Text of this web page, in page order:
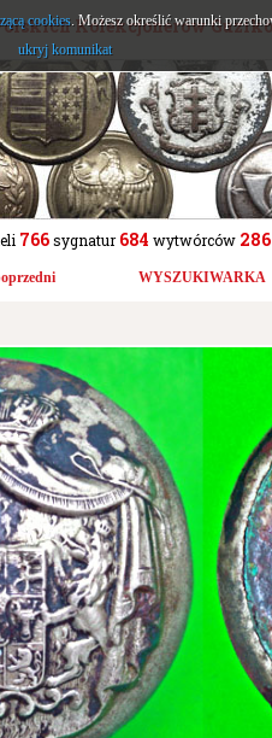
Kolekcjonerów
766sygnatur684 wytwórców 286
WYSZUKIWARKA
cookies. Możesz określić warunki
ukryj komunikat